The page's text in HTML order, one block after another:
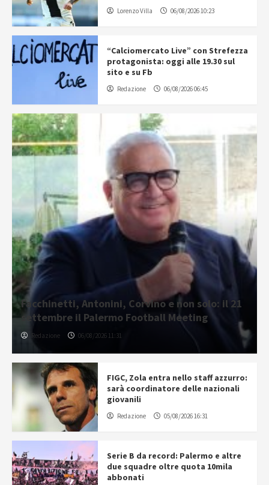
Lorenzo Villa 06/08/2026 10:23
“Calciomercato Live” con Strefezza
protagonista: oggi alle 19.30 sul
sito e su Fb
Redazione 06/08/2026 06:45
Facchinetti, Antonini, Corvino e non solo: il 21
settembre il Palermo Football Meeting
Redazione 06/08/2026 11:31
FIGC, Zola entra nello staff azzurro:
sarà coordinatore delle nazionali
giovanili
Redazione 05/08/2026 16:31
Serie B da record: Palermo e altre
due squadre oltre quota 10mila
abbonati